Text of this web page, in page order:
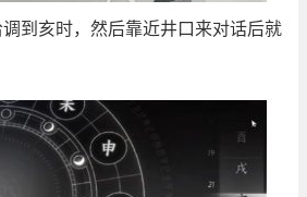
到亥时，然后靠近井口来对话后就